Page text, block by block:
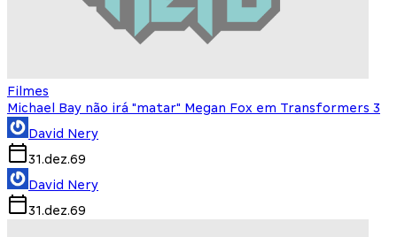
Filmes
Michael Bay não irá "matar" Megan Fox em Transformers 3
David Nery
31.dez.69
David Nery
31.dez.69